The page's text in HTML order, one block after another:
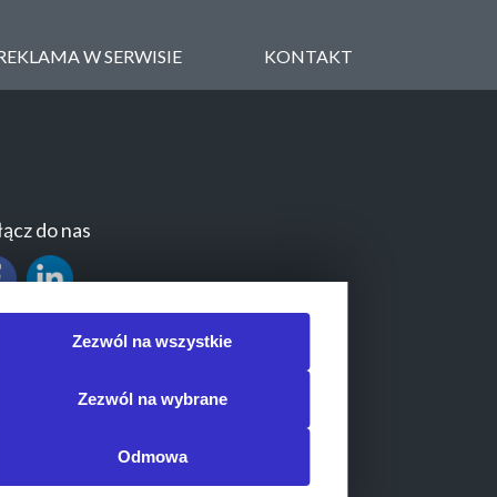
W SERWISIE KONTAKT
do nas
Zezwól na wszystkie
Zezwól na wybrane
Odmowa